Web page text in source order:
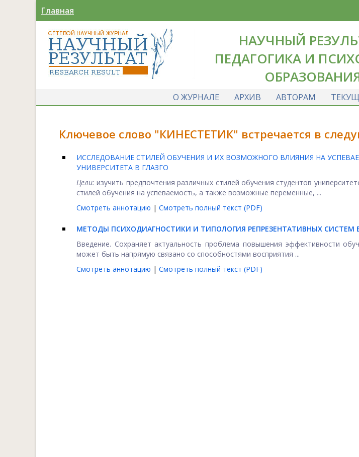
Главная
НАУЧНЫЙ
ПЕДАГОГИКА И
О ЖУРНАЛЕ
АРХИВ АВТОРАМ
Ключевое слово "КИНЕСТЕТИК" встречается в
ИССЛЕДОВАНИЕ СТИЛЕЙ ОБУЧЕНИЯ И ИХ ВОЗМОЖНОГО ВЛИЯНИЯ НА
УНИВЕРСИТЕТА В ГЛАЗГО
Цели: изучить предпочтения различных стилей обучения студентов
стилей обучения на успеваемость, а также возможные переменные, ...
Смотреть аннотацию | Смотреть полный текст (PDF)
МЕТОДЫ ПСИХОДИАГНОСТИКИ И ТИПОЛОГИЯ РЕПРЕЗЕНТАТИВНЫХ СИСТЕМ
Введение. Сохраняет актуальность проблема повышения эффективности
может быть напрямую связано со способностями восприятия ...
Смотреть аннотацию | Смотреть полный текст (PDF)